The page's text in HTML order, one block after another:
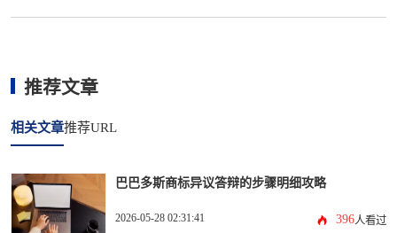
推荐文章
相关文章推荐URL
巴巴多斯商标异议答辩的步骤明细攻略
2026-05-28 02:31:41 396人看过